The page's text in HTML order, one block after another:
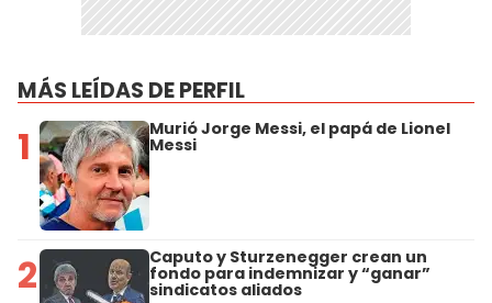
MÁS LEÍDAS DE PERFIL
1 Murió Jorge Messi, el papá de Lionel
Messi
2 Caputo y Sturzenegger crean un
fondo para indemnizar y “ganar”
sindicatos aliados